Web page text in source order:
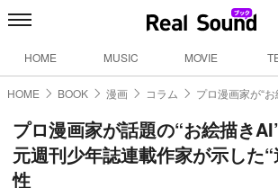
HOME MUSIC MOVIE
HOME BOOK 漫画 コラム プロ漫画家が“
プロ漫画家が話題の“お絵描き
元週刊少年誌連載作家が示した
性